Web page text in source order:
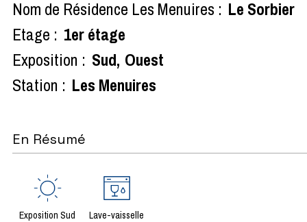
Nom de Résidence Les Menuires : Le Sorbier
Etage : 1er étage
Exposition : Sud Ouest
Station : Les Menuires
En Résumé
Exposition Sud Lave-vaisselle